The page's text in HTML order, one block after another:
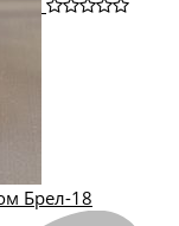
Брел-18